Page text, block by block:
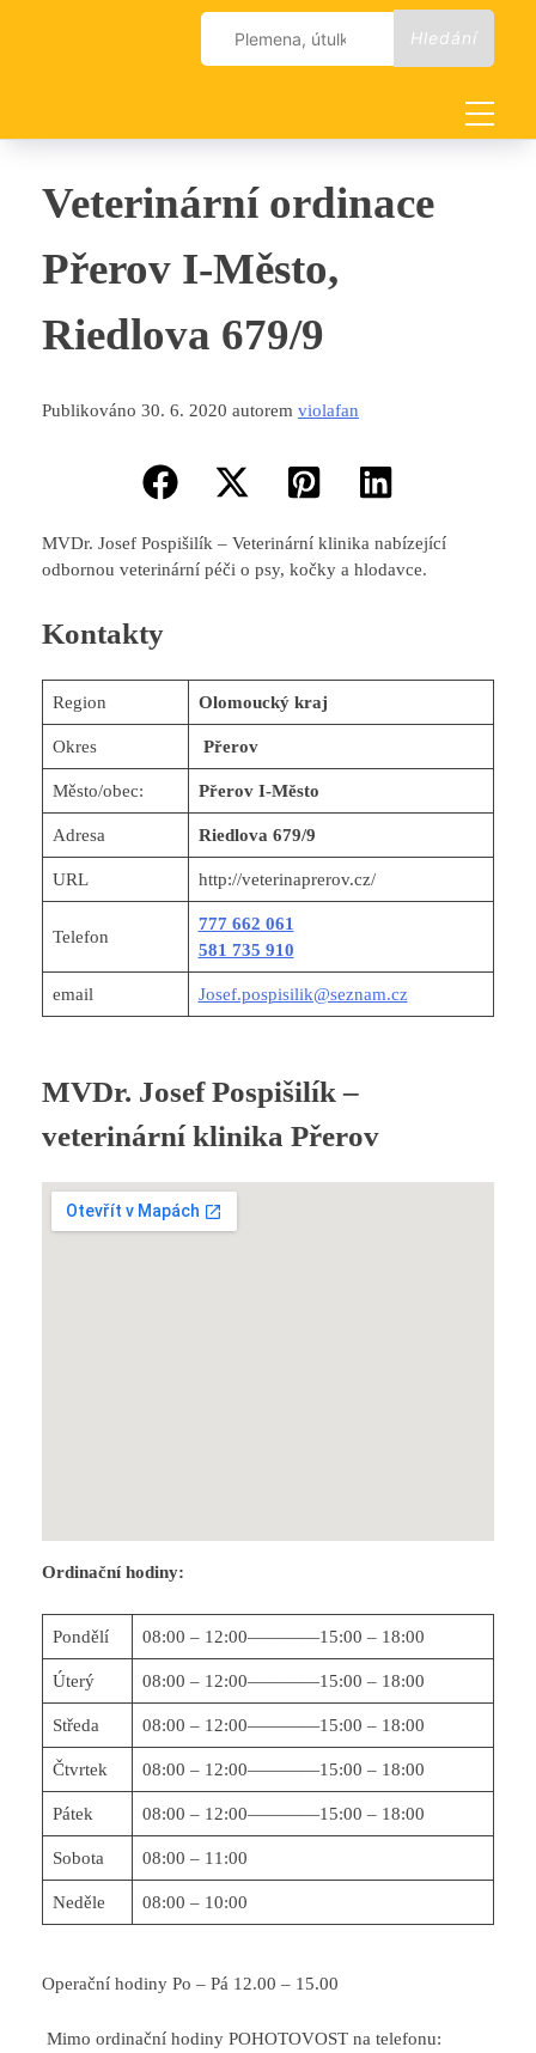
Vyhledávání
Veterinární ordinace
Přerov I-Město,
Riedlova 679/9
Publikováno 30. 6. 2020 autorem violafan
MVDr. Josef Pospišilík – Veterinární klinika nabízející
odbornou veterinární péči o psy, kočky a hlodavce.
Kontakty
Region Olomoucký kraj
Okres Přerov
Město/obec: Přerov I-Město
Adresa Riedlova 679/9
URL http://veterinaprerov.cz/
Telefon
777 662 061
581 735 910
email Josef.pospisilik@seznam.cz
MVDr. Josef Pospišilík –
veterinární klinika Přerov
Ordinační hodiny:
Pondělí 08:00 – 12:00————15:00 – 18:00
Úterý 08:00 – 12:00————15:00 – 18:00
Středa 08:00 – 12:00————15:00 – 18:00
Čtvrtek 08:00 – 12:00————15:00 – 18:00
Pátek 08:00 – 12:00————15:00 – 18:00
Sobota 08:00 – 11:00
Neděle 08:00 – 10:00
Operační hodiny Po – Pá 12.00 – 15.00
Mimo ordinační hodiny POHOTOVOST na telefonu: